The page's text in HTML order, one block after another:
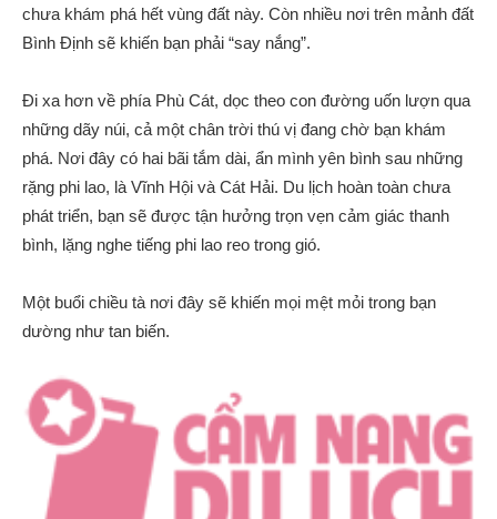
chưa khám phá hết vùng đất này. Còn nhiều nơi trên mảnh đất
Bình Định sẽ khiến bạn phải “say nắng”.
Đi xa hơn về phía Phù Cát, dọc theo con đường uốn lượn qua
những dãy núi, cả một chân trời thú vị đang chờ bạn khám
phá. Nơi đây có hai bãi tắm dài, ẩn mình yên bình sau những
rặng phi lao, là Vĩnh Hội và Cát Hải. Du lịch hoàn toàn chưa
phát triển, bạn sẽ được tận hưởng trọn vẹn cảm giác thanh
bình, lặng nghe tiếng phi lao reo trong gió.
Một buổi chiều tà nơi đây sẽ khiến mọi mệt mỏi trong bạn
dường như tan biến.